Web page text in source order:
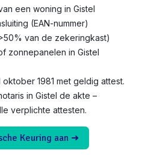
een woning in Gistel
(EAN-nummer)
van de zekeringkast)
zonnepanelen in Gistel
1981 met geldig attest.
in Gistel de akte –
verplichte attesten.
Keuring aan ➜